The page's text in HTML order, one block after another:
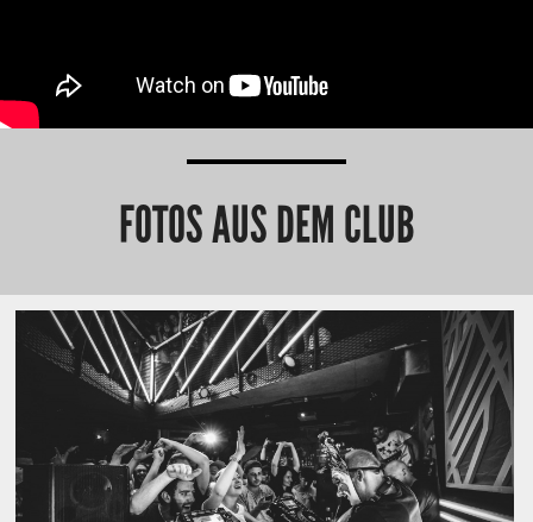
FOTOS AUS DEM CLUB